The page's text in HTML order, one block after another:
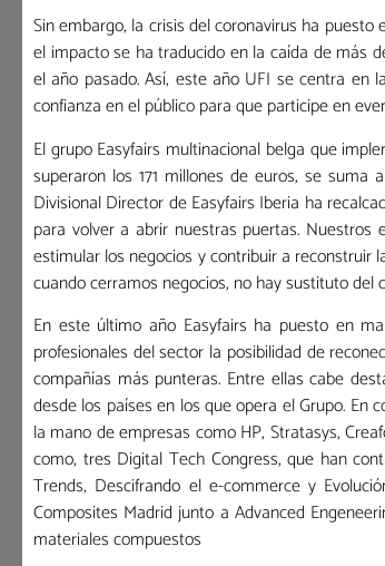
Sin embargo, la crisis del coronavirus ha
el impacto se ha traducido en la caída de más
el año pasado. Así, este año UFI se centra en
confianza en el público para que participe en
El grupo Easyfairs multinacional belga que
superaron los 171 millones de euros, se suma
Divisional Director de Easyfairs Iberia ha
para volver a abrir nuestras puertas.
estimular los negocios y contribuir a reconstruir
cuando cerramos negocios, no hay sustituto del
En este último año Easyfairs ha puesto en
profesionales del sector la posibilidad de
compañías más punteras. Entre ellas cabe
desde los países en los que opera el Grupo. En
la mano de empresas como HP, Stratasys,
como, tres Digital Tech Congress, que han
Trends, Descifrando el e-commerce y
Composites Madrid junto a Advanced
materiales compuestos